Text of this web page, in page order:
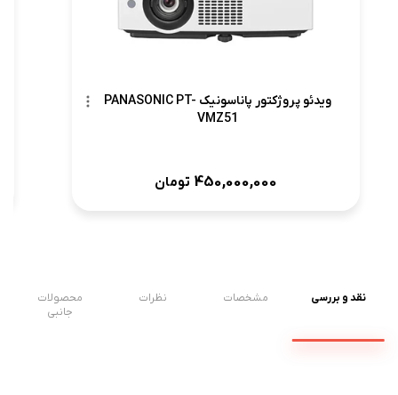
ویدئو پروژکتور پاناسونیک PANASONIC PT-
VMZ51
450,000,000 تومان
نقد و بررسی مشخصات نظرات
محصولات
جانبی